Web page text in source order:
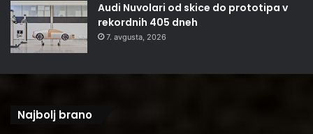
Audi Nuvolari od skice do prototipa v
rekordnih 405 dneh
7. avgusta, 2026
Najbolj brano